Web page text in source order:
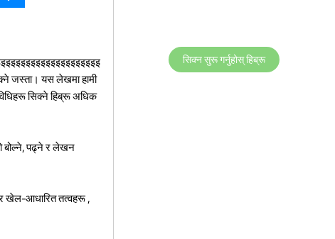
जस्ता। यस लेखमा हामी
सिक्ने हिब्रू अधिक
बोल्ने, पढ्ने र लेखन
र खेल-आधारित तत्वहरू ,
सिक्न सुरू गर्नुहोस् हिब्रू